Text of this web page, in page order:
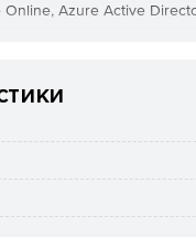
Azure Active
требованиям